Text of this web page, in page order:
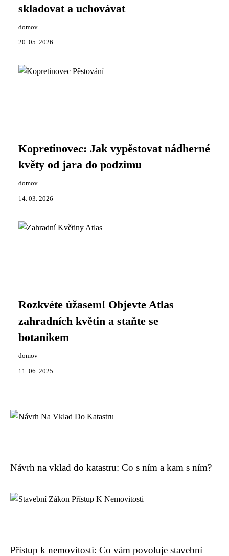
skladovat a uchovávat
domov
20. 05. 2026
Kopretinovec: Jak vypěstovat nádherné
květy od jara do podzimu
domov
14. 03. 2026
Rozkvéte úžasem! Objevte Atlas
zahradních květin a staňte se
botanikem
domov
11. 06. 2025
Návrh na vklad do katastru: Co s ním a kam s ním?
Přístup k nemovitosti: Co vám povoluje stavební